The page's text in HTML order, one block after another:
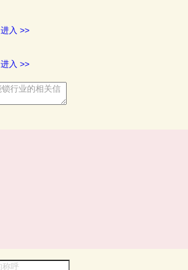
进入 >>
进入 >>